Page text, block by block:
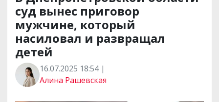
суд вынес приговор
мужчине, который
насиловал и развращал
детей
16.07.2025 18:54 |
Алина Рашевская